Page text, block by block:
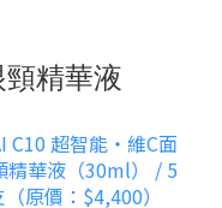
精華液